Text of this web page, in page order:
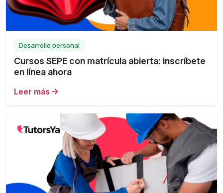
Desarrollo personal
Cursos SEPE con matrícula abierta: inscríbete
en línea ahora
Leer más